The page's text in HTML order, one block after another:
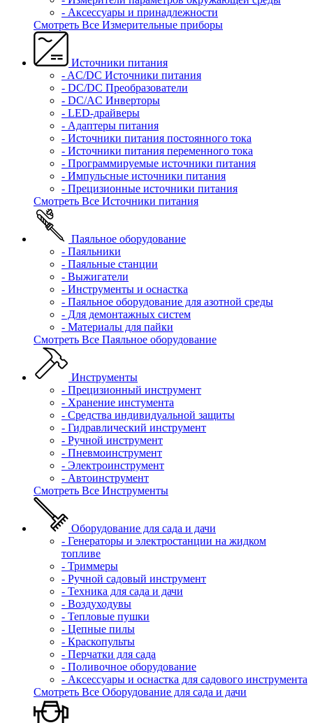
- Аксессуары и принадлежности
Смотреть Все Измерительные приборы
Источники питания
- AC/DC Источники питания
- DC/DC Преобразователи
- DC/AC Инверторы
- LED-драйверы
- Адаптеры питания
- Источники питания постоянного тока
- Источники питания переменного тока
- Программируемые источники питания
- Импульсные источники питания
- Прецизионные источники питания
Смотреть Все Источники питания
Паяльное оборудование
- Паяльники
- Паяльные станции
- Выжигатели
- Инструменты и оснастка
- Паяльное оборудование для азотной среды
- Для демонтажных систем
- Материалы для пайки
Смотреть Все Паяльное оборудование
Инструменты
- Прецизионный инструмент
- Хранение инстумента
- Средства индивидуальной защиты
- Гидравлический инструмент
- Ручной инструмент
- Пневмоинструмент
- Электроинструмент
- Автоинструмент
Смотреть Все Инструменты
Оборудование для сада и дачи
- Генераторы и электростанции на жидком
топливе
- Триммеры
- Ручной садовый инструмент
- Техника для сада и дачи
- Воздуходувы
- Тепловые пушки
- Цепные пилы
- Краскопульты
- Перчатки для сада
- Поливочное оборудование
- Аксессуары и оснастка для садового инструмента
Смотреть Все Оборудование для сада и дачи